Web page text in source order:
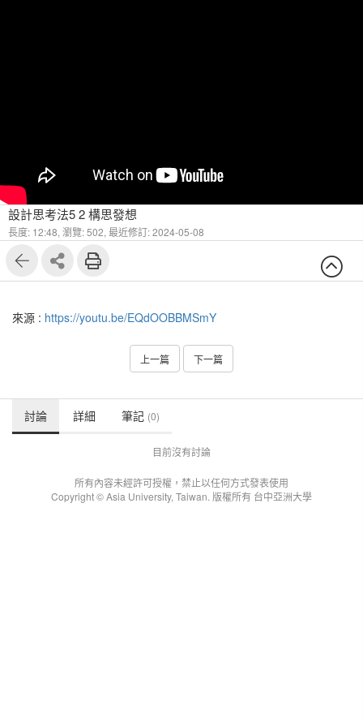
設計思考法5 2 構思發想
長度: 12:48, 瀏覽: 502, 最近修訂: 2024-05-08
來源 : https://youtu.be/EQdOOBBMSmY
上一篇 下一篇
討論 詳細 筆記 (0)
目前沒有討論
所有內容未經許可授權，禁止以任何方式發表使用
Copyright © Asia University, Taiwan. 版權所有 台中亞洲大學